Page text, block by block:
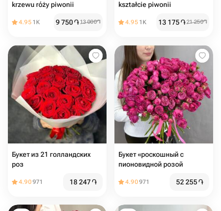
krzewu róży piwonii
4.95 1K 9 750֏13 000֏
kształcie piwonii
4.95 1K 13 175֏21 250֏
Букет из 21 голландских
роз
4.90971 18 247֏
Букет «роскошный с
пионовидной розой
4.90971 52 255֏